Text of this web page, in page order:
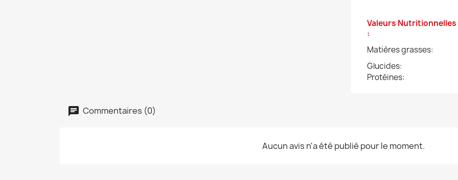
Valeurs Nutritionnelles
:
Matières grasses:
Glucides:
Protéines:
Commentaires (0)
Aucun avis n'a été publié pour le moment.